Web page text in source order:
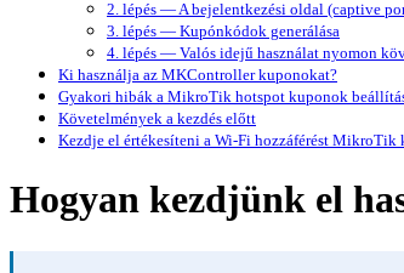
2. lépés — A bejelentkezési oldal (captive
3. lépés — Kupónkódok generálása
4. lépés — Valós idejű használat nyomon
Ki használja az MKController kuponokat?
Gyakori hibák a MikroTik hotspot kuponok
Követelmények a kezdés előtt
Kezdje el értékesíteni a Wi-Fi hozzáférést MikroTik
Hogyan kezdjünk el